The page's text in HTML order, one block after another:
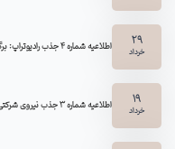
29
خرداد اطلاعیه شماره ۴ جذب رادیوتراپ: برگزاری مصاحبه تخصصی
19
خرداد اطلاعیه شماره 3 جذب نیروی شرکتی رادیوتراپی: دریافت کارت آزمون